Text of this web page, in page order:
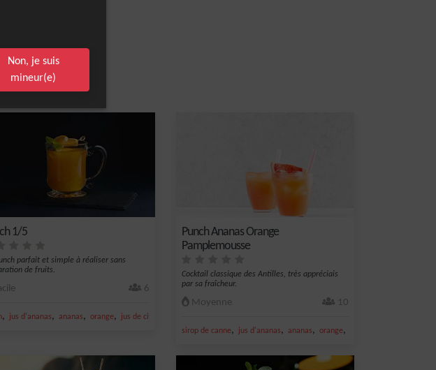
1/5
parfait et simple à réaliser sans
de fruits.
6
, jus d'ananas, ananas, orange, jus de citron vert
Punch Ananas Orange
Pamplemousse
Cocktail classique des Antilles, très appréciais
par sa fraîcheur.
Moyenne 10
sirop de canne, jus d'ananas, ananas, orange,
Non, je suis
mineur(e)